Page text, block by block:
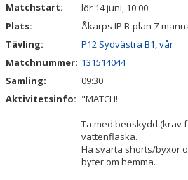
Matchstart:
lör 14 juni, 10:00
Plats:
Åkarps IP B-plan 7-
Tävling:
P12 Sydvästra B1, vår
Matchnummer: 131514044
Samling:
09:30
Aktivitetsinfo: "MATCH!
Ta med benskydd (krav
vattenflaska.
Ha svarta shorts/byxor
byter om hemma.